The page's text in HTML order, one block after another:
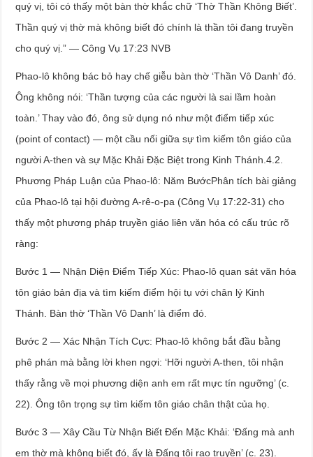
quý vị, tôi có thấy một bàn thờ khắc chữ ‘Thờ Thần Không Biết’.
Thần quý vị thờ mà không biết đó chính là thần tôi đang truyền
cho quý vị.” — Công Vụ 17:23 NVB
Phao-lô không bác bỏ hay chế giễu bàn thờ ‘Thần Vô Danh’ đó.
Ông không nói: ‘Thần tượng của các người là sai lầm hoàn
toàn.’ Thay vào đó, ông sử dụng nó như một điểm tiếp xúc
(point of contact) — một cầu nối giữa sự tìm kiếm tôn giáo của
người A-then và sự Mặc Khải Đặc Biệt trong Kinh Thánh.4.2.
Phương Pháp Luận của Phao-lô: Năm BướcPhân tích bài giảng
của Phao-lô tại hội đường A-rê-o-pa (Công Vụ 17:22-31) cho
thấy một phương pháp truyền giáo liên văn hóa có cấu trúc rõ
ràng:
Bước 1 — Nhận Diện Điểm Tiếp Xúc: Phao-lô quan sát văn hóa
tôn giáo bản địa và tìm kiếm điểm hội tụ với chân lý Kinh
Thánh. Bàn thờ ‘Thần Vô Danh’ là điểm đó.
Bước 2 — Xác Nhận Tích Cực: Phao-lô không bắt đầu bằng
phê phán mà bằng lời khen ngợi: ‘Hỡi người A-then, tôi nhận
thấy rằng về mọi phương diện anh em rất mực tín ngưỡng’ (c.
22). Ông tôn trọng sự tìm kiếm tôn giáo chân thật của họ.
Bước 3 — Xây Cầu Từ Nhận Biết Đến Mặc Khải: ‘Đấng mà anh
em thờ mà không biết đó, ấy là Đấng tôi rao truyền’ (c. 23).